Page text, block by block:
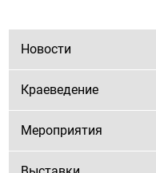
Новости
Краеведение
Мероприятия